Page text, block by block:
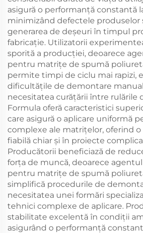
asigură o performanță constantă
minimizând defectele produselor
generarea de deșeuri în timpul
fabricație. Utilizatorii
sporită a producției, deoarece
pentru matrițe de spumă
permite timpi de ciclu mai rapizi,
dificultățile de demontare
necesitatea curățării între rulările
Formula oferă caracteristici
care asigură o aplicare uniformă
complexe ale matrițelor, oferind
fiabilă chiar și în proiecte
Producătorii beneficiază de
forța de muncă, deoarece
pentru matrițe de spumă
simplifică procedurile de
necesitatea unei formări
tehnici complexe de aplicare.
stabilitate excelentă în condiții
asigurând o performanță